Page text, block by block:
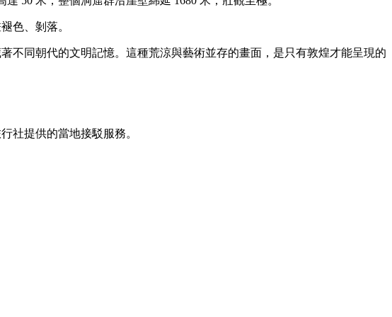
色、剝落。
不同朝代的文明記憶。這種荒涼與藝術並存的畫面，是只有敦煌才能呈現的
社提供的當地接駁服務。